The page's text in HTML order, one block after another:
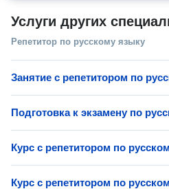
Услуги других
Репетитор по русскому языку
Занятие с репетитором по
Подготовка к экзамену по
Курс с репетитором по
Курс с репетитором по